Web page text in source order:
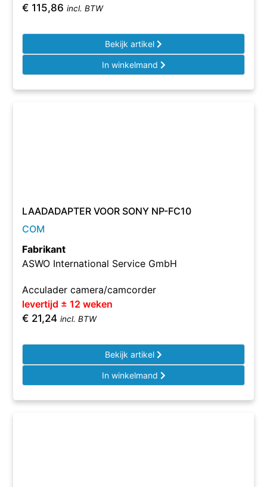
€ 115,86 incl. BTW
Bekijk artikel
In winkelmand
LAADADAPTER VOOR SONY NP-FC10
COM
Fabrikant
ASWO International Service GmbH
Acculader camera/camcorder
levertijd ± 12 weken
€ 21,24 incl. BTW
Bekijk artikel
In winkelmand